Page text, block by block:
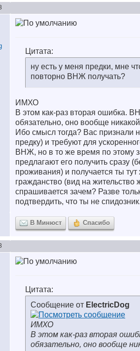
Цитата:
ну есть у меня предки, мне
повторно ВНЖ получать?
ИМХО
В этом как-раз вторая ошибка.
обязательно, оно вообще
Ибо смысл тогда? Вас признали
предку) и требуют для
ВНЖ, но в то же время по этому
предлагают его получить сразу
проживания) и получается ты
гражданство (вид на жительство
спрашивается зачем? Разве
подтвердить, что ты не
В Минюст Спасибо
Цитата:
Сообщение от ElectricDog
ИМХО
В этом как-раз вторая
обязательно, оно вообще